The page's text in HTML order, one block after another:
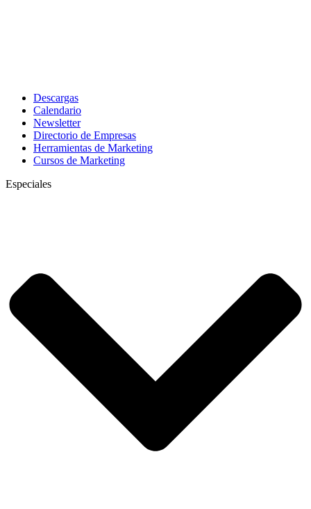
Descargas
Calendario
Newsletter
Directorio de Empresas
Herramientas de Marketing
Cursos de Marketing
Especiales